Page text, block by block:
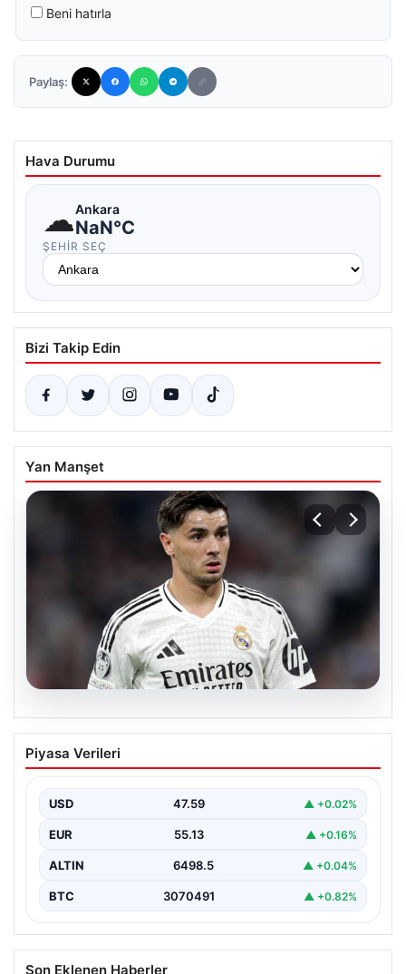
Beni hatırla
Paylaş:
Hava Durumu
☁Ankara
NaN°C
ŞEHIR SEÇ
Bizi Takip Edin
Yan Manşet
04.08.2026
Beşiktaş’ta Salah Sonrası Yüksek Hızlı
Transfer Hamlesi: Real Madrid’in Yıldızı
Yeni sezon öncesinde güçlü bir kadro kurma
transferinden olumsuz…
Piyasa Verileri
USD 47.59 ▲ +0.02%
EUR 55.13 ▲ +0.16%
ALTIN 6498.5 ▲ +0.04%
BTC 3070491 ▲ +0.82%
Son Eklenen Haberler